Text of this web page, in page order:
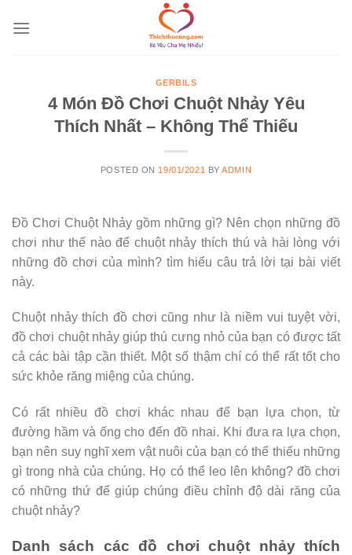
GERBILS
4 Món Đồ Chơi Chuột Nhảy Yêu
Thích Nhất – Không Thể Thiếu
POSTED ON 19/01/2021 BYADMIN
Đồ Chơi Chuột Nhảy gồm những gì? Nên chọn những đồ
chơi như thế nào để chuột nhảy thích thú và hài lòng với
những đồ chơi của mình? tìm hiểu câu trả lời tại bài viết
này.
Chuột nhảy thích đồ chơi cũng như là niềm vui tuyệt vời,
đồ chơi chuột nhảy giúp thú cưng nhỏ của bạn có được tất
cả các bài tập cần thiết. Một số thậm chí có thể rất tốt cho
sức khỏe răng miệng của chúng.
Có rất nhiều đồ chơi khác nhau để bạn lựa chọn, từ
đường hầm và ống cho đến đồ nhai. Khi đưa ra lựa chọn,
bạn nên suy nghĩ xem vật nuôi của bạn có thể thiếu những
gì trong nhà của chúng. Họ có thể leo lên không? đồ chơi
có những thứ để giúp chúng điều chỉnh độ dài răng của
chuột nhảy?
Danh sách các đồ chơi chuột nhảy thích